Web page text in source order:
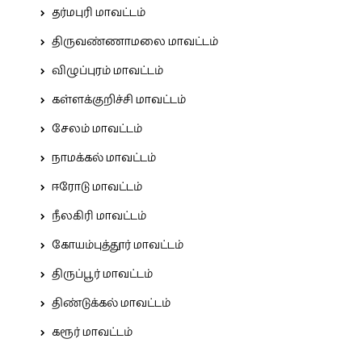
தர்மபுரி மாவட்டம்
திருவண்ணாமலை மாவட்டம்
விழுப்புரம் மாவட்டம்
கள்ளக்குறிச்சி மாவட்டம்
சேலம் மாவட்டம்
நாமக்கல் மாவட்டம்
ஈரோடு மாவட்டம்
நீலகிரி மாவட்டம்
கோயம்புத்தூர் மாவட்டம்
திருப்பூர் மாவட்டம்
திண்டுக்கல் மாவட்டம்
கரூர் மாவட்டம்